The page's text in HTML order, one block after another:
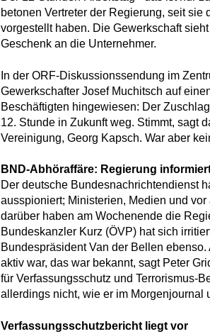
betonen Vertreter der Regierung, seit sie
vorgestellt haben. Die Gewerkschaft
Geschenk an die Unternehmer.
In der ORF-Diskussionssendung im
Gewerkschafter Josef Muchitsch auf
Beschäftigten hingewiesen: Der
12. Stunde in Zukunft weg. Stimmt, sagt
Vereinigung, Georg Kapsch. War aber
BND-Abhöraffäre: Regierung
Der deutsche Bundesnachrichtendienst
ausspioniert; Ministerien, Medien und
darüber haben am Wochenende die
Bundeskanzler Kurz (ÖVP) hat sich
Bundespräsident Van der Bellen
aktiv war, das war bekannt, sagt Peter
für Verfassungsschutz und Terrorismus-
allerdings nicht, wie er im Morgenjournal
Verfassungsschutzbericht liegt vor